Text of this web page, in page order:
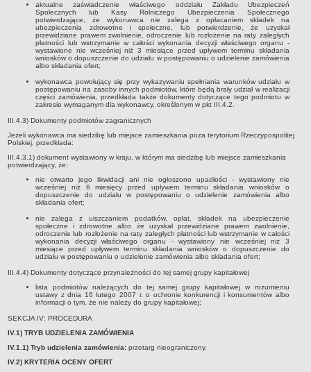
inwestycji celu publicznego
Działalność lobbingowa
Wniosek o wydanie warunków technicznych przyłączenia do sieci
wodociągowej/kanalizacyjnej
Wniosek o promesę przyłączenia do sieci
wodociągowej/kanalizacyjnej
Wniosek o dodatek węglowy
Zgłoszenie eksploatacji przydomowej oczyszczalni ścieków
Świadczenie pieniężne z tytułu pełnienia funkcji sołtysa
Deklaracja dotycząca źródeł ciepła i źródeł spalania paliw
Rolnictwo
Wniosek o przyznanie dotacji celowej na wymianę źródeł ciepła
Plan postepowań o udzielenie zamówień
PRZETARGI UZP
Przetargi - zbycie,dzierżawa,najem mienia komunalnego
Zamówienia Gminnego Ośrodka Pomocy Społecznej
PLANY, PROGRAMY DZIAŁANIA, REGULAMINY
Raporty o stanie gminy
Program profilaktyki i rozwiązywania problemów alkoholowych oraz
przeciwdziałania narkomanii
aktualne zaświadczenie właściwego oddziału Zakładu Ubezpieczeń
Społecznych lub Kasy Rolniczego Ubezpieczenia Społecznego
potwierdzające, że wykonawca nie zalega z opłacaniem składek na
ubezpieczenia zdrowotne i społeczne, lub potwierdzenie, że uzyskał
przewidziane prawem zwolnienie, odroczenie lub rozłożenie na raty zaległych
płatności lub wstrzymanie w całości wykonania decyzji właściwego organu -
wystawione nie wcześniej niż 3 miesiące przed upływem terminu składania
wniosków o dopuszczenie do udziału w postępowaniu o udzielenie zamówienia
albo składania ofert;
wykonawca powołujący się przy wykazywaniu spełniania warunków udziału w
postępowaniu na zasoby innych podmiotów, które będą brały udział w realizacji
części zamówienia, przedkłada także dokumenty dotyczące tego podmiotu w
zakresie wymaganym dla wykonawcy, określonym w pkt III.4.2.
III.4.3) Dokumenty podmiotów zagranicznych
Jeżeli wykonawca ma siedzibę lub miejsce zamieszkania poza terytorium Rzeczypospolitej
Polskiej, przedkłada:
III.4.3.1) dokument wystawiony w kraju, w którym ma siedzibę lub miejsce zamieszkania
potwierdzający, że:
nie otwarto jego likwidacji ani nie ogłoszono upadłości - wystawiony nie
wcześniej niż 6 miesięcy przed upływem terminu składania wniosków o
dopuszczenie do udziału w postępowaniu o udzielenie zamówienia albo
składania ofert;
nie zalega z uiszczaniem podatków, opłat, składek na ubezpieczenie
społeczne i zdrowotne albo że uzyskał przewidziane prawem zwolnienie,
odroczenie lub rozłożenie na raty zaległych płatności lub wstrzymanie w całości
wykonania decyzji właściwego organu - wystawiony nie wcześniej niż 3
miesiące przed upływem terminu składania wniosków o dopuszczenie do
udziału w postępowaniu o udzielenie zamówienia albo składania ofert;
III.4.4) Dokumenty dotyczące przynależności do tej samej grupy kapitałowej
lista podmiotów należących do tej samej grupy kapitałowej w rozumieniu
ustawy z dnia 16 lutego 2007 r. o ochronie konkurencji i konsumentów albo
informacji o tym, że nie należy do grupy kapitałowej;
SEKCJA IV: PROCEDURA
IV.1) TRYB UDZIELENIA ZAMÓWIENIA
IV.1.1) Tryb udzielenia zamówienia: przetarg nieograniczony.
IV.2) KRYTERIA OCENY OFERT